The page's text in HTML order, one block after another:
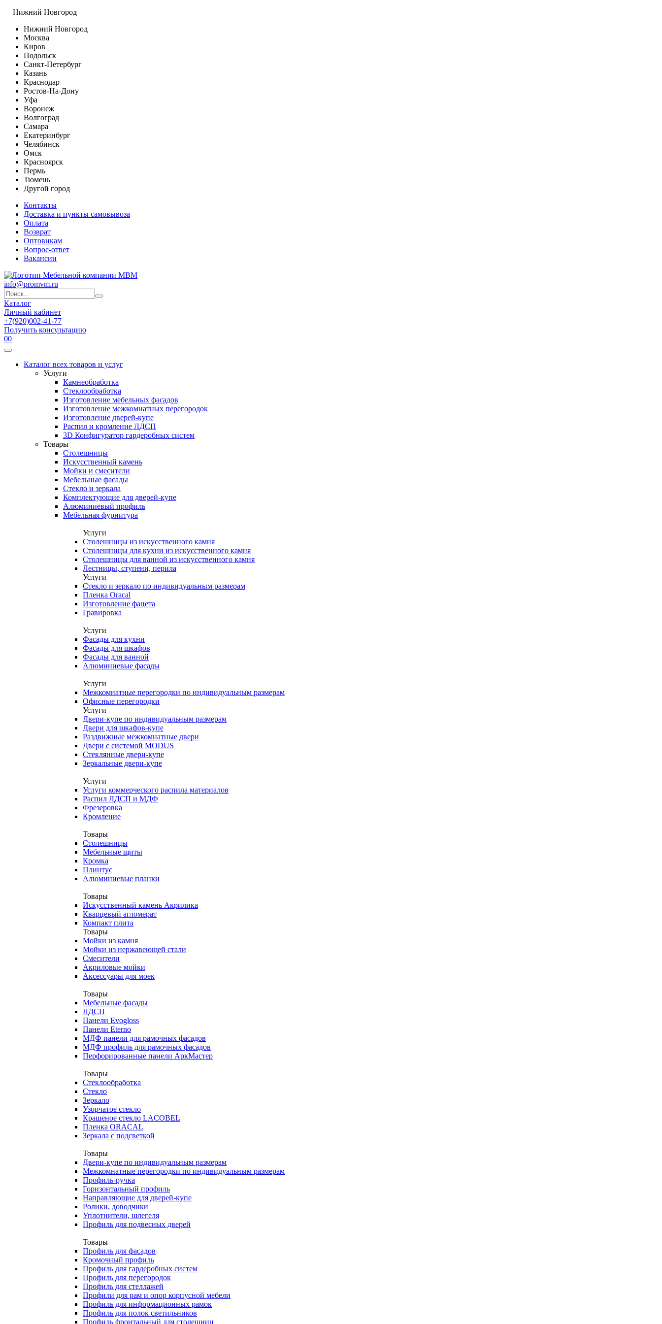
Нижний Новгород
Нижний Новгород
Москва
Киров
Подольск
Санкт-Петербург
Казань
Краснодар
Ростов-На-Дону
Уфа
Воронеж
Волгоград
Самара
Екатеринбург
Челябинск
Омск
Красноярск
Пермь
Тюмень
Другой город
Контакты
Доставка и пункты самовывоза
Оплата
Возврат
Оптовикам
Вопрос-ответ
Вакансии
info@promvm.ru
Каталог
Личный кабинет
+7(920)002-41-77
Получить консультацию
00
Каталог всех товаров и услуг
Услуги
Камнеобработка
Стеклообработка
Изготовление мебельных фасадов
Изготовление межкомнатных перегородок
Изготовление дверей-купе
Распил и кромление ЛДСП
3D Конфигуратор гардеробных систем
Товары
Столешницы
Искусственный камень
Мойки и смесители
Мебельные фасады
Стекло и зеркала
Комплектующие для дверей-купе
Алюминиевый профиль
Мебельная фурнитура
Услуги
Столешницы из искусственного камня
Столешницы для кухни из искусственного камня
Столешницы для ванной из искусственного камня
Лестницы, ступени, перила
Услуги
Стекло и зеркало по индивидуальным размерам
Пленка Oracal
Изготовление фацета
Гравировка
Услуги
Фасады для кухни
Фасады для шкафов
Фасады для ванной
Алюминиевые фасады
Услуги
Межкомнатные перегородки по индивидуальным размерам
Офисные перегородки
Услуги
Двери-купе по индивидуальным размерам
Двери для шкафов-купе
Раздвижные межкомнатные двери
Двери с системой MODUS
Стеклянные двери-купе
Зеркальные двери-купе
Услуги
Услуги коммерческого распила материалов
Распил ЛДСП и МДФ
Фрезеровка
Кромление
Товары
Столешницы
Мебельные щиты
Кромка
Плинтус
Алюминиевые планки
Товары
Искусственный камень Акрилика
Кварцевый агломерат
Компакт плита
Товары
Мойки из камня
Мойки из нержавеющей стали
Смесители
Акриловые мойки
Аксессуары для моек
Товары
Мебельные фасады
ЛДСП
Панели Evogloss
Панели Eterno
МДФ панели для рамочных фасадов
МДФ профиль для рамочных фасадов
Перфорированные панели АркМастер
Товары
Стеклообработка
Стекло
Зеркало
Узорчатое стекло
Крашеное стекло LACOBEL
Пленка ORACAL
Зеркала с подсветкой
Товары
Двери-купе по индивидуальным размерам
Межкомнатные перегородки по индивидуальным размерам
Профиль-ручка
Горизонтальный профиль
Направляющие для дверей-купе
Ролики, доводчики
Уплотнители, шлегеля
Профиль для подвесных дверей
Товары
Профиль для фасадов
Кромочный профиль
Профиль для гардеробных систем
Профиль для перегородок
Профиль для стеллажей
Профили для рам и опор корпусной мебели
Профиль для информационных рамок
Профиль для полок светильников
Профиль фронтальный для столешниц